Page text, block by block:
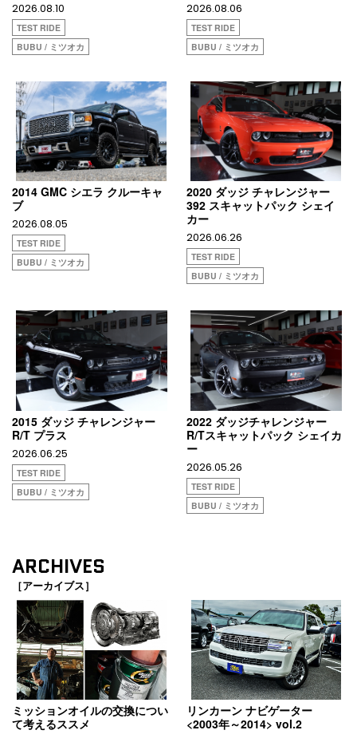
2026.08.10
TEST RIDE
BUBU / ミツオカ
2026.08.06
TEST RIDE
BUBU / ミツオカ
2014 GMC シエラ クルーキャ
ブ
2026.08.05
TEST RIDE
BUBU / ミツオカ
2020 ダッジ チャレンジャー
392 スキャットパック シェイ
カー
2026.06.26
TEST RIDE
BUBU / ミツオカ
2015 ダッジ チャレンジャー
R/T プラス
2026.06.25
TEST RIDE
BUBU / ミツオカ
2022 ダッジチャレンジャー
R/Tスキャットパック シェイカ
ー
2026.05.26
TEST RIDE
BUBU / ミツオカ
ARCHIVES
［アーカイブス］
ミッションオイルの交換につい
て考えるススメ
リンカーン ナビゲーター
<2003年～2014> vol.2